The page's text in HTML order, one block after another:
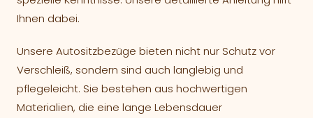
Ihnen dabei.
Unsere Autositzbezüge bieten nicht nur Schutz vor
Verschleiß, sondern sind auch langlebig und
pflegeleicht. Sie bestehen aus hochwertigen
Materialien, die eine lange Lebensdauer